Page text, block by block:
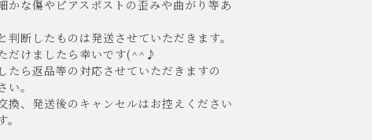
な傷やピアスポストの歪みや曲がり等あ
断したものは発送させていただきます。
だけましたら幸いです(^^♪
たら返品等の対応させていただきますの
。
、発送後のキャンセルはお控えください